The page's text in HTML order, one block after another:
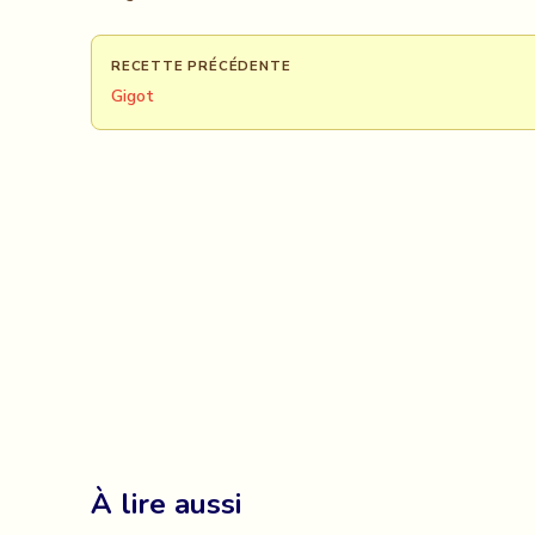
RECETTE PRÉCÉDENTE
Gigot
À lire aussi